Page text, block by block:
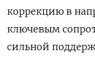
коррекцию в
ключевым
сильной